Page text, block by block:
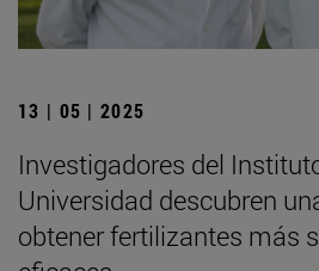
13 | 05 | 2025
Investigadores del
Universidad descubren
obtener fertilizantes más